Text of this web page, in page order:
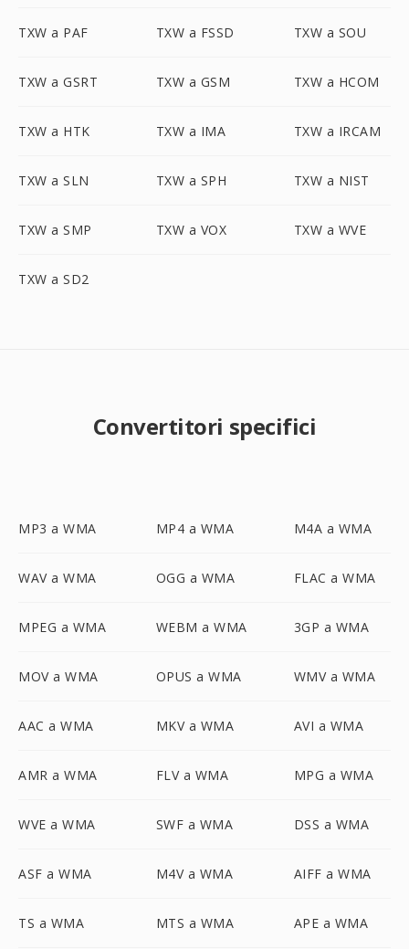
TXW a PAF TXW a FSSD TXW a SOU
TXW a GSRT TXW a GSM TXW a HCOM
TXW a HTK TXW a IMA TXW a IRCAM
TXW a SLN TXW a SPH TXW a NIST
TXW a SMP TXW a VOX TXW a WVE
TXW a SD2
Convertitori specifici
MP3 a WMA MP4 a WMA M4A a WMA
WAV a WMA OGG a WMA FLAC a WMA
MPEG a WMA WEBM a WMA 3GP a WMA
MOV a WMA OPUS a WMA WMV a WMA
AAC a WMA MKV a WMA AVI a WMA
AMR a WMA FLV a WMA MPG a WMA
WVE a WMA SWF a WMA DSS a WMA
ASF a WMA M4V a WMA AIFF a WMA
TS a WMA MTS a WMA APE a WMA